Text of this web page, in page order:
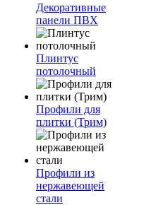
Декоративные
панели ПВХ
Плинтус
потолочный
Профили для
плитки (Трим)
Профили из
нержавеющей
стали